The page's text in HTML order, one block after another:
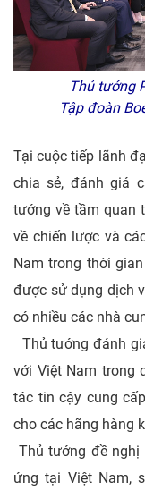
Thủ tướng
Tập đoàn
Tại cuộc tiếp lãnh
chia sẻ, đánh giá
tướng về tầm quan
về chiến lược và
Nam trong thời
được sử dụng dịch
có nhiều các nhà
Thủ tướng đánh
với Việt Nam trong
tác tin cậy cung
cho các hãng hàng
Thủ tướng đề nghị
ứng tại Việt Nam,